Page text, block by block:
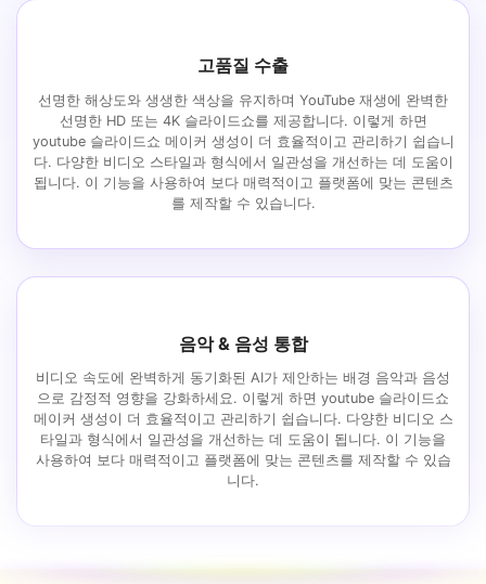
고품질 수출
선명한 해상도와 생생한 색상을 유지하며 YouTube 재생에 완벽한
선명한 HD 또는 4K 슬라이드쇼를 제공합니다. 이렇게 하면
youtube 슬라이드쇼 메이커 생성이 더 효율적이고 관리하기 쉽습니
다. 다양한 비디오 스타일과 형식에서 일관성을 개선하는 데 도움이
됩니다. 이 기능을 사용하여 보다 매력적이고 플랫폼에 맞는 콘텐츠
를 제작할 수 있습니다.
음악 & 음성 통합
비디오 속도에 완벽하게 동기화된 AI가 제안하는 배경 음악과 음성
으로 감정적 영향을 강화하세요. 이렇게 하면 youtube 슬라이드쇼
메이커 생성이 더 효율적이고 관리하기 쉽습니다. 다양한 비디오 스
타일과 형식에서 일관성을 개선하는 데 도움이 됩니다. 이 기능을
사용하여 보다 매력적이고 플랫폼에 맞는 콘텐츠를 제작할 수 있습
니다.